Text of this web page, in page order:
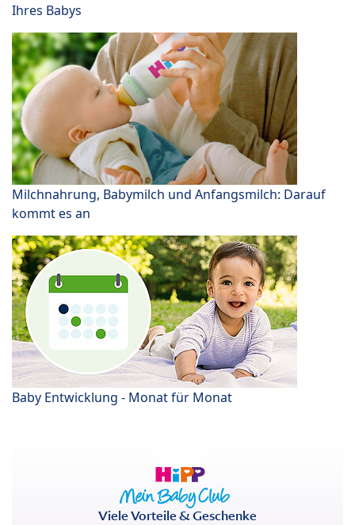
Ihres Babys
Milchnahrung, Babymilch und Anfangsmilch: Darauf
kommt es an
Baby Entwicklung - Monat für Monat
Viele Vorteile & Geschenke